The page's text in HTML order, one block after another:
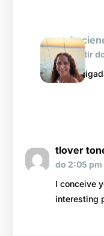
partir
tlover
do 2:05 pm
I conceive
interesting